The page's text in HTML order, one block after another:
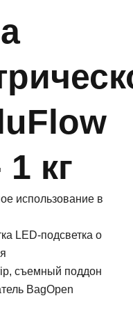
кг
использование в
LED-подсветка о
съемный поддон
BagOpen